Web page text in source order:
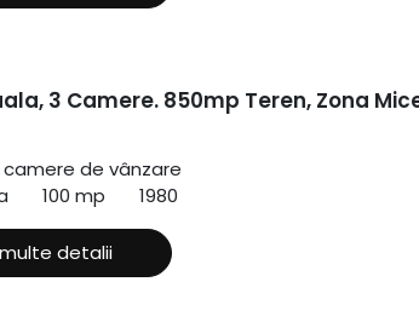
3 Camere. 850mp Teren, Zona
de vânzare
100 mp 1980
detalii